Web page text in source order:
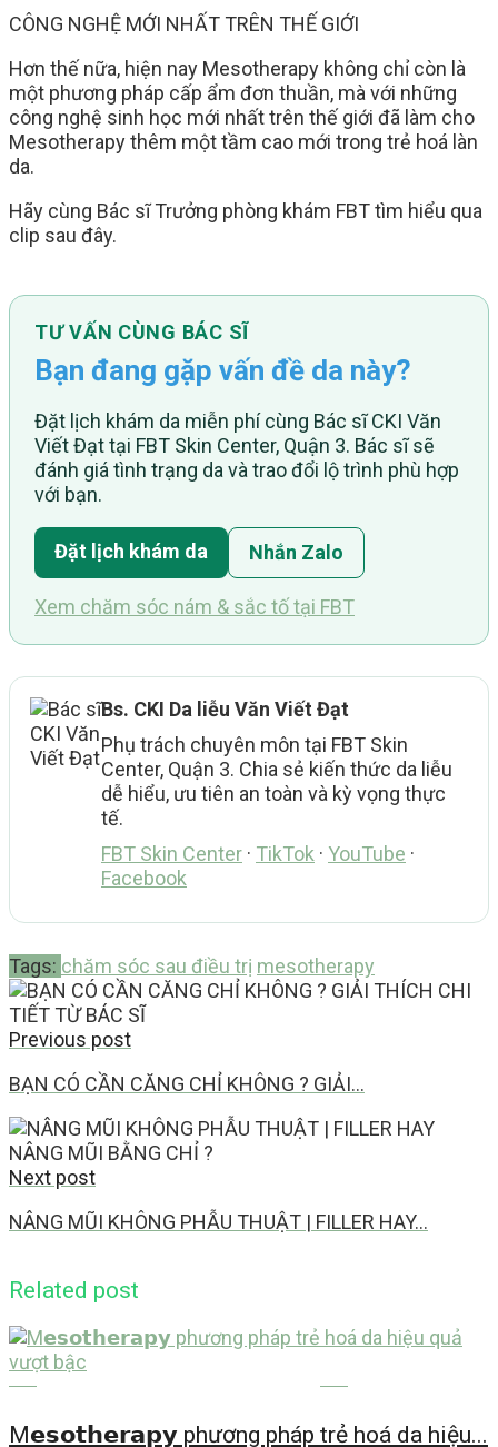
CÔNG NGHỆ MỚI NHẤT TRÊN THẾ GIỚI
Hơn thế nữa, hiện nay Mesotherapy không chỉ còn là
một phương pháp cấp ẩm đơn thuần, mà với những
công nghệ sinh học mới nhất trên thế giới đã làm cho
Mesotherapy thêm một tầm cao mới trong trẻ hoá làn
da.
Hãy cùng Bác sĩ Trưởng phòng khám FBT tìm hiểu qua
clip sau đây.
TƯ VẤN CÙNG BÁC SĨ
Bạn đang gặp vấn đề da này?
Đặt lịch khám da miễn phí cùng Bác sĩ CKI Văn
Viết Đạt tại FBT Skin Center, Quận 3. Bác sĩ sẽ
đánh giá tình trạng da và trao đổi lộ trình phù hợp
với bạn.
Đặt lịch khám da Nhắn Zalo
Xem chăm sóc nám & sắc tố tại FBT
Bs. CKI Da liễu Văn Viết Đạt
Phụ trách chuyên môn tại FBT Skin
Center, Quận 3. Chia sẻ kiến thức da liễu
dễ hiểu, ưu tiên an toàn và kỳ vọng thực
tế.
FBT Skin Center · TikTok · YouTube ·
Facebook
Tags: chăm sóc sau điều trị mesotherapy
Previous post
BẠN CÓ CẦN CĂNG CHỈ KHÔNG ? GIẢI…
Next post
NÂNG MŨI KHÔNG PHẪU THUẬT | FILLER HAY…
Related post
M𝗲𝘀𝗼𝘁𝗵𝗲𝗿𝗮𝗽𝘆 phương pháp trẻ hoá da hiệu...